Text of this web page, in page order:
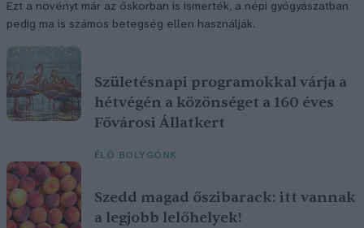
Ezt a növényt már az őskorban is ismerték, a népi gyógyászatban
pedig ma is számos betegség ellen használják.
Születésnapi programokkal várja a
hétvégén a közönséget a 160 éves
Fővárosi Állatkert
ÉLŐ BOLYGÓNK
Szedd magad őszibarack: itt vannak
a legjobb lelőhelyek!